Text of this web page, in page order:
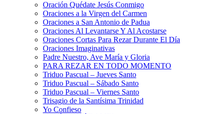
Oración Quédate Jesús Conmigo
Oraciones a la Virgen del Carmen
Oraciones a San Antonio de Padua
Oraciones Al Levantarse Y Al Acostarse
Oraciones Cortas Para Rezar Durante El Día
Oraciones Imaginativas
Padre Nuestro, Ave María y Gloria
PARA REZAR EN TODO MOMENTO
Triduo Pascual – Jueves Santo
Triduo Pascual – Sábado Santo
Triduo Pascual – Viernes Santo
Trisagio de la Santísima Trinidad
Yo Confieso